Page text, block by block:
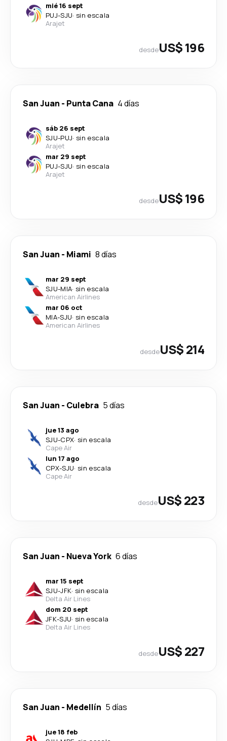
mié 16 sept
PUJ-SJU· sin escala
Arajet
desdeUS$ 196
San Juan - Punta Cana 4 días
sáb 26 sept
SJU-PUJ· sin escala
Arajet
mar 29 sept
PUJ-SJU· sin escala
Arajet
desdeUS$ 196
San Juan - Miami 8 días
mar 29 sept
SJU-MIA· sin escala
American Airlines
mar 06 oct
MIA-SJU· sin escala
American Airlines
desdeUS$ 214
San Juan - Culebra 5 días
jue 13 ago
SJU-CPX· sin escala
Cape Air
lun 17 ago
CPX-SJU· sin escala
Cape Air
desdeUS$ 223
San Juan - Nueva York 6 días
mar 15 sept
SJU-JFK· sin escala
Delta Air Lines
dom 20 sept
JFK-SJU· sin escala
Delta Air Lines
desdeUS$ 227
San Juan - Medellín 5 días
jue 18 feb